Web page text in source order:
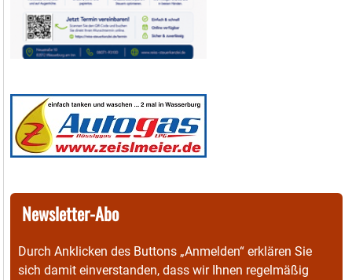
Newsletter-Abo
Durch Anklicken des Buttons „Anmelden“ erklären Sie
sich damit einverstanden, dass wir Ihnen regelmäßig